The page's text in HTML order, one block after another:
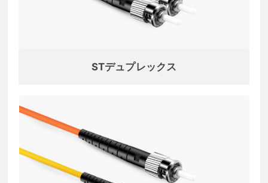
STデュプレックス